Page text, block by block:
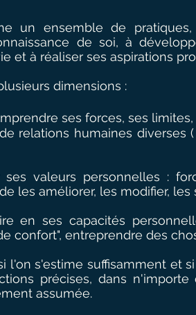
un ensemble de
de soi, à
et à réaliser ses aspirations
dimensions :
ses forces, ses
relations humaines diverses
valeurs personnelles :
les améliorer, les modifier, les
en ses capacités
confort", entreprendre des
l'on s'estime suffisamment et
précises, dans n'importe
assumée.